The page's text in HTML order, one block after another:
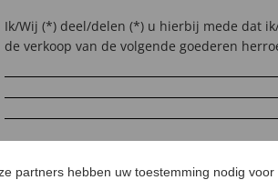
Ik/Wij (*) deel/delen (*) u hierbij mede dat
de verkoop van de volgende goederen
partners hebben uw toestemming nodig